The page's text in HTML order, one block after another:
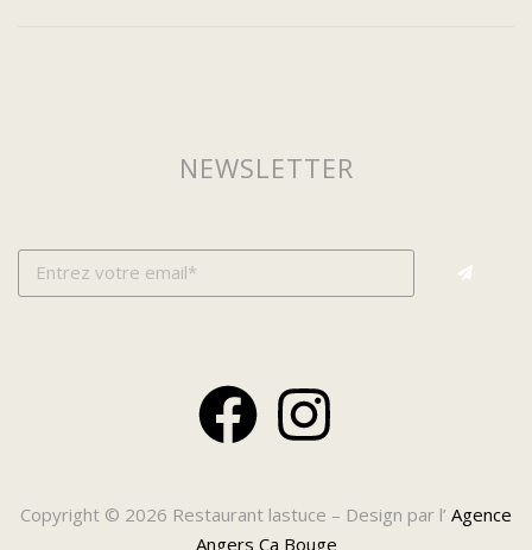
NEWSLETTER
Copyright © 2026 Restaurant lastuce – Design par l’ Agence
Angers Ça Bouge